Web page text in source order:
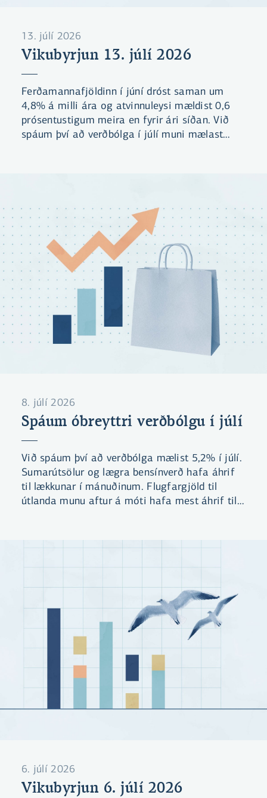
13. júlí 2026
Vikubyrjun 13. júlí 2026
Ferðamannafjöldinn í júní dróst saman um
4,8% á milli ára og atvinnuleysi mældist 0,6
prósentustigum meira en fyrir ári síðan. Við
spáum því að verðbólga í júlí muni mælast
8. júlí 2026
Spáum óbreyttri verðbólgu í júlí
Við spáum því að verðbólga mælist 5,2% í júlí.
Sumarútsölur og lægra bensínverð hafa áhrif
til lækkunar í mánuðinum. Flugfargjöld til
útlanda munu aftur á móti hafa mest áhrif til
forsenduákvæði kjarasamninga í næsta
6. júlí 2026
Vikubyrjun 6. júlí 2026